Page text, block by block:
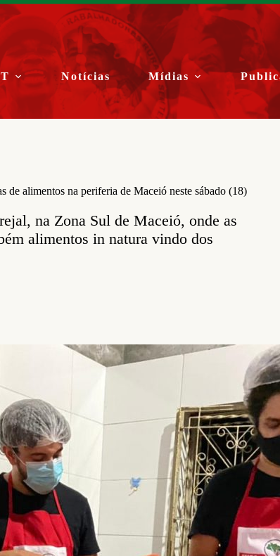
Notícias Mídias
de alimentos na periferia de Maceió neste sábado (18)
na Zona Sul de Maceió, onde as
alimentos in natura vindo dos